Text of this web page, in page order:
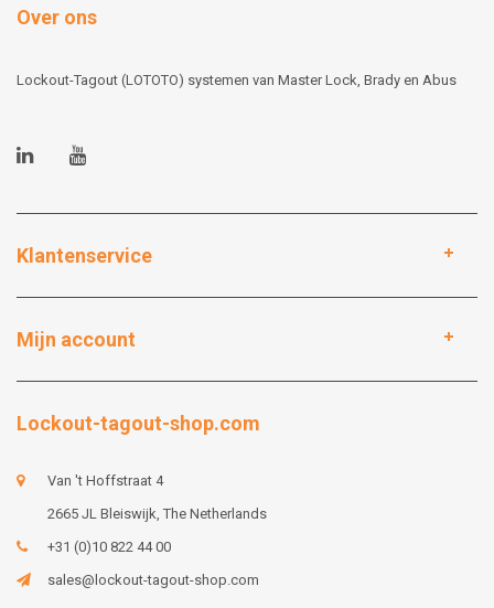
Over ons
Lockout-Tagout (LOTOTO) systemen van Master Lock, Brady en Abus
Klantenservice
Mijn account
Lockout-tagout-shop.com
Van 't Hoffstraat 4
2665 JL Bleiswijk, The Netherlands
+31 (0)10 822 44 00
sales@lockout-tagout-shop.com